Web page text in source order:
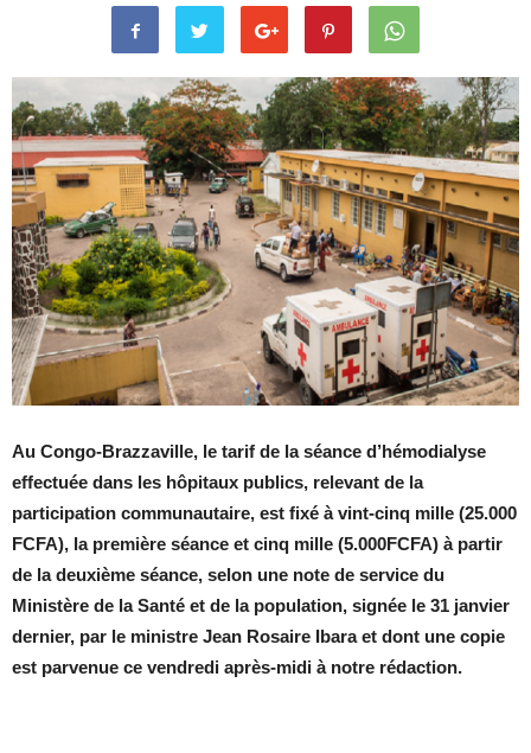
Au Congo-Brazzaville, le tarif de la séance d’hémodialyse
effectuée dans les hôpitaux publics, relevant de la
participation communautaire, est fixé à vint-cinq mille (25.000
FCFA), la première séance et cinq mille (5.000FCFA) à partir
de la deuxième séance, selon une note de service du
Ministère de la Santé et de la population, signée le 31 janvier
dernier, par le ministre Jean Rosaire Ibara et dont une copie
est parvenue ce vendredi après-midi à notre rédaction.